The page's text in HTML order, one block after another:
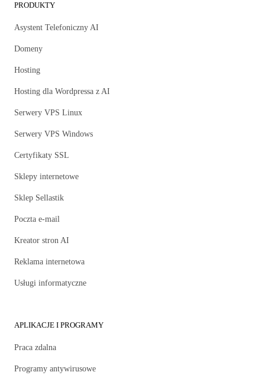
PRODUKTY
Asystent Telefoniczny AI
Domeny
Hosting
Hosting dla Wordpressa z AI
Serwery VPS Linux
Serwery VPS Windows
Certyfikaty SSL
Sklepy internetowe
Sklep Sellastik
Poczta e-mail
Kreator stron AI
Reklama internetowa
Usługi informatyczne
APLIKACJE I PROGRAMY
Praca zdalna
Programy antywirusowe